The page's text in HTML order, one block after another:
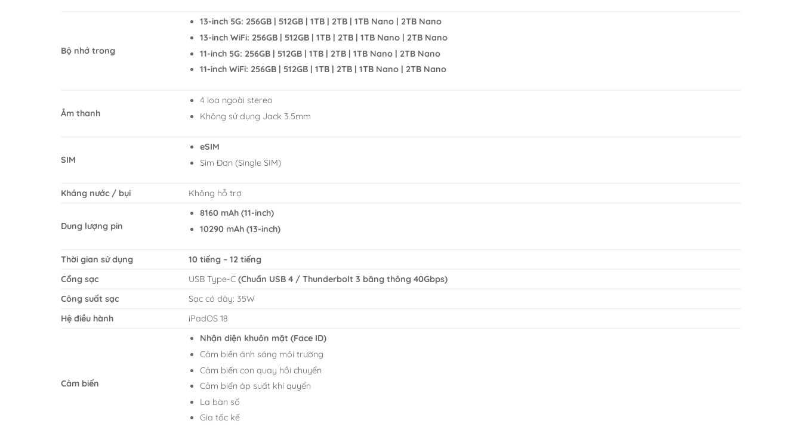
Bộ nhớ trong
13-inch 5G: 256GB | 512GB | 1TB | 2TB | 1TB Nano | 2TB Nano
13-inch WiFi: 256GB | 512GB | 1TB | 2TB | 1TB Nano | 2TB Nano
11-inch 5G: 256GB | 512GB | 1TB | 2TB | 1TB Nano | 2TB Nano
11-inch WiFi: 256GB | 512GB | 1TB | 2TB | 1TB Nano | 2TB Nano
Âm thanh
4 loa ngoài stereo
Không sử dụng Jack 3.5mm
SIM
eSIM
Sim Đơn (Single SIM)
Kháng nước / bụi Không hỗ trợ
Dung lượng pin
8160 mAh (11-inch)
10290 mAh (13-inch)
Thời gian sử dụng
10 tiếng – 12 tiếng
Cổng sạc
USB Type-C(Chuẩn USB 4 / Thunderbolt 3 băng thông 40Gbps)
Công suất sạc
Sạc có dây: 35W
Hệ điều hành
iPadOS 18
Cảm biến
Nhận diện khuôn mặt (Face ID)
Cảm biến ánh sáng môi trường
Cảm biến con quay hồi chuyển
Cảm biến áp suất khí quyển
La bàn số
Gia tốc kế